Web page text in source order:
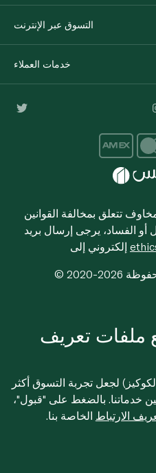
التسوق عبر الإنترنت
خدمات العملاء
تتعلق بمخالفة القوانين
أو الفساد، يرجى إرسال بريد
محفوظة
ملفات تعريف
لجعل تجربة التسوق أكثر
خدماتنا. بالضغط على "قبول"،
الارتباط الخاصة بنا.